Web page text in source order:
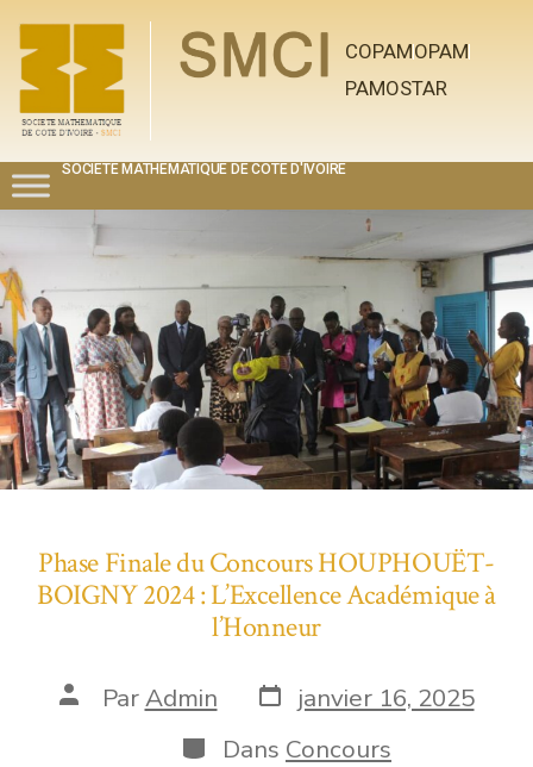
COPAMOPAM
PAMOSTAR
SOCIETE MATHEMATIQUE DE COTE D'IVOIRE
Phase Finale du Concours HOUPHOUËT-
BOIGNY 2024 : L’Excellence Académique à
l’Honneur
ParAdmin
janvier 16, 2025
Dans Concours